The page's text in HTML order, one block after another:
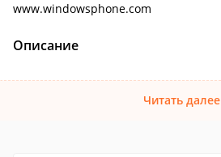
www.windowsphone.com
Описание
Читать далее